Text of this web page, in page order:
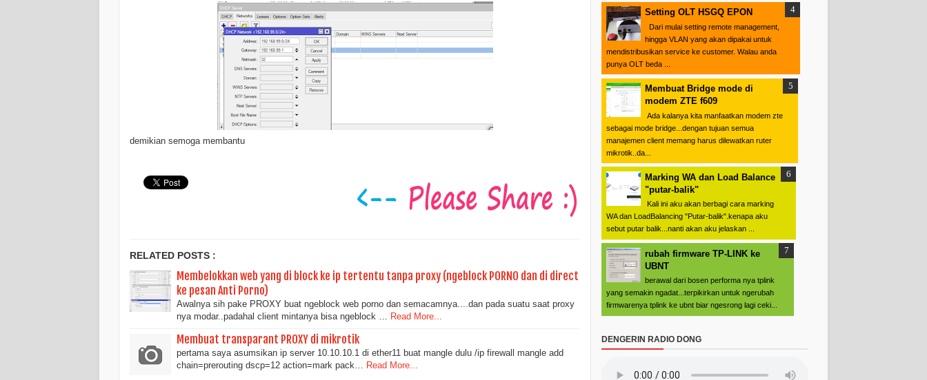
demikian semoga membantu
RELATED POSTS :
Membelokkan web yang di block ke ip tertentu tanpa proxy (ngeblock PORNO dan di direct
ke pesan Anti Porno)
Awalnya sih pake PROXY buat ngeblock web porno dan semacamnya....dan pada suatu saat proxy
nya modar..padahal client mintanya bisa ngeblock … Read More...
Membuat transparant PROXY di mikrotik
pertama saya asumsikan ip server 10.10.10.1 di ether11 buat mangle dulu /ip firewall mangle add
chain=prerouting dscp=12 action=mark pack… Read More...
Setting OLT HSGQ EPON
Dari mulai setting remote management,
hingga VLAN yang akan dipakai untuk
mendistribusikan service ke customer. Walau anda
punya OLT beda ...
Membuat Bridge mode di
modem ZTE f609
Ada kalanya kita manfaatkan modem zte
sebagai mode bridge...dengan tujuan semua
manajemen client memang harus dilewatkan ruter
mikrotik..da...
Marking WA dan Load Balance
"putar-balik"
Kali ini aku akan berbagi cara marking
WA dan LoadBalancing "Putar-balik".kenapa aku
sebut putar balik...nanti akan aku jelaskan ...
rubah firmware TP-LINK ke
UBNT
berawal dari bosen performa nya tplink
yang semakin ngadat...terpikirkan untuk ngerubah
firmwarenya tplink ke ubnt biar ngesrong lagi ceki...
DENGERIN RADIO DONG